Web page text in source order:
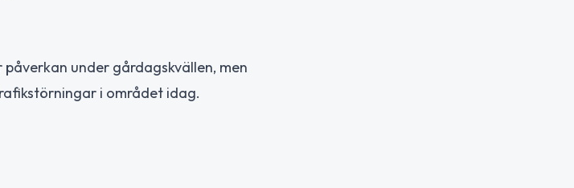
påverkan under gårdagskvällen, men
i området idag.